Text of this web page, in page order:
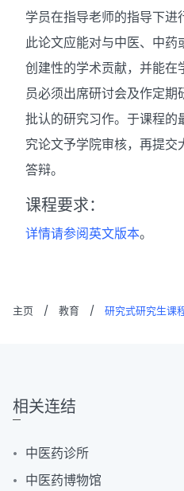
学员在指导老师的指导下进
此论文应能对与中医、中药
创建性的学术贡献，并能在
员必须出席研讨会及作定
批认的研究习作。于课程
究论文予学院审核，再提
答辩。
课程要求：
详情请参阅英文版本。
主页 / 教育 / 研究式研究生课
相关连结
中医药诊所
中医药博物馆